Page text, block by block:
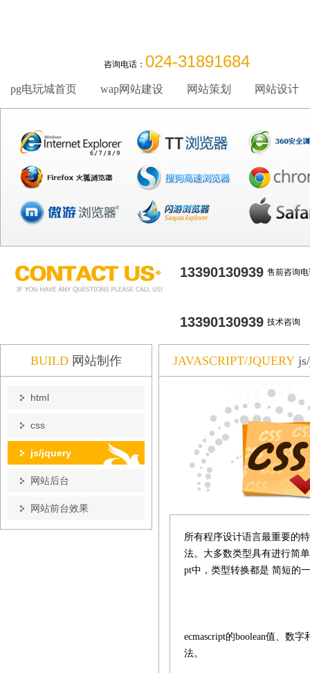
咨询电话： 024-31891684
pg电玩城首页 wap网站建设 网站策划 网站设计
13390130939 售前咨询
13390130939 技术咨询
BUILD 网站制作
html
css
js/jquery
网站后台
网站前台效果
JAVASCRIPT/JQUERY
所有程序设计语言最重要的
法。大多数类型具有进行简
pt中，类型转换都是 简短的
ecmascript的boolean值、数
法。